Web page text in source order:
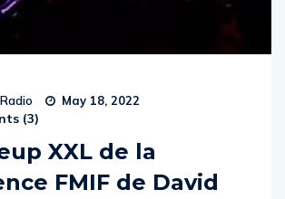
May 18, 2022
(3)
XXL de la
FMIF de David